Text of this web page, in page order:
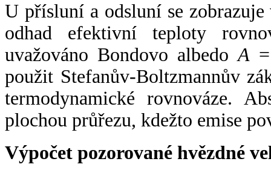
U přísluní a odsluní se
odhad efektivní teploty
uvažováno Bondovo albedoA
použit Stefanův-Boltzmannův
termodynamické rovnováze.
plochou průřezu, kdežto emise
Výpočet pozorované hvězdné